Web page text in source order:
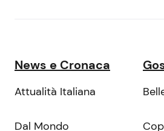
News e Cronaca
Attualità Italiana
Dal Mondo